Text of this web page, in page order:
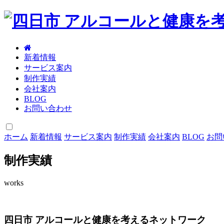
新着情報
サービス案内
制作実績
会社案内
BLOG
お問い合わせ
ホーム 新着情報 サービス案内 制作実績 会社案内 BLOG お
制作実績
works
四日市 アルコールと健康を考えるネットワーク